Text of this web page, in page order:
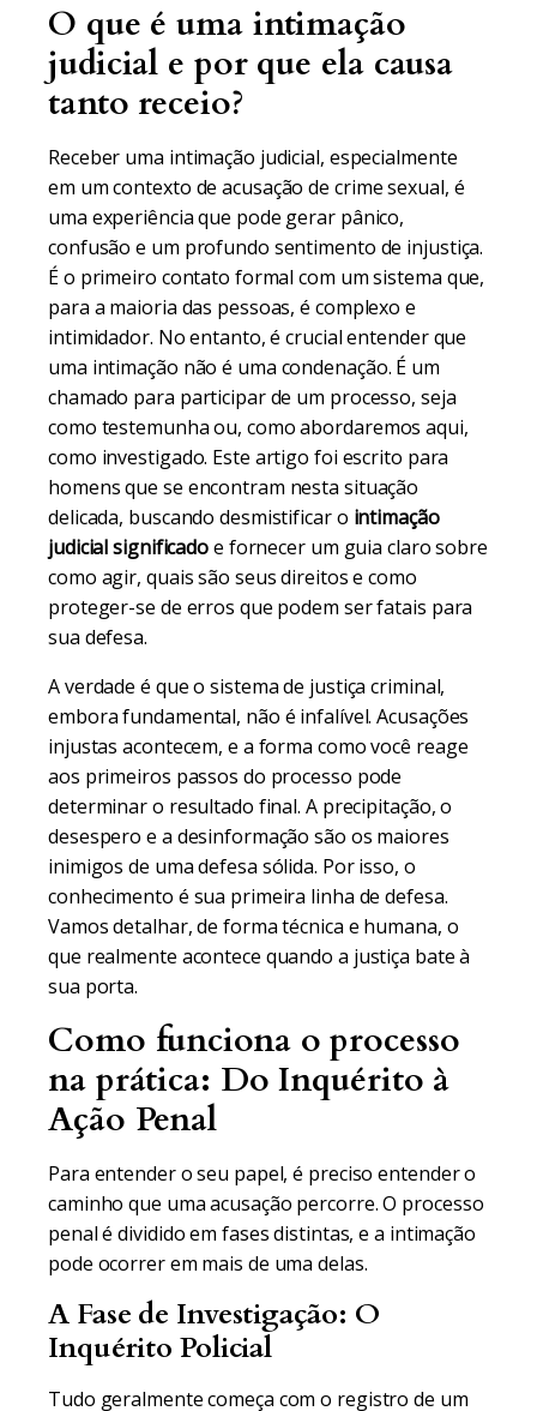
O que é uma intimação
judicial e por que ela causa
tanto receio?
Receber uma intimação judicial, especialmente
em um contexto de acusação de crime sexual, é
uma experiência que pode gerar pânico,
confusão e um profundo sentimento de injustiça.
É o primeiro contato formal com um sistema que,
para a maioria das pessoas, é complexo e
intimidador. No entanto, é crucial entender que
uma intimação não é uma condenação. É um
chamado para participar de um processo, seja
como testemunha ou, como abordaremos aqui,
como investigado. Este artigo foi escrito para
homens que se encontram nesta situação
delicada, buscando desmistificar o intimação
judicial significadoe fornecer um guia claro sobre
como agir, quais são seus direitos e como
proteger-se de erros que podem ser fatais para
sua defesa.
A verdade é que o sistema de justiça criminal,
embora fundamental, não é infalível. Acusações
injustas acontecem, e a forma como você reage
aos primeiros passos do processo pode
determinar o resultado final. A precipitação, o
desespero e a desinformação são os maiores
inimigos de uma defesa sólida. Por isso, o
conhecimento é sua primeira linha de defesa.
Vamos detalhar, de forma técnica e humana, o
que realmente acontece quando a justiça bate à
sua porta.
Como funciona o processo
na prática: Do Inquérito à
Ação Penal
Para entender o seu papel, é preciso entender o
caminho que uma acusação percorre. O processo
penal é dividido em fases distintas, e a intimação
pode ocorrer em mais de uma delas.
A Fase de Investigação: O
Inquérito Policial
Tudo geralmente começa com o registro de um